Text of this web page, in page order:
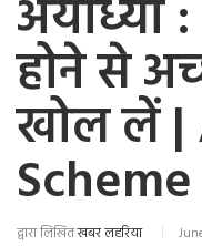
अयोध्या :
होने से
खोल लें |
Scheme
द्वारा लिखितखबर लहरिया